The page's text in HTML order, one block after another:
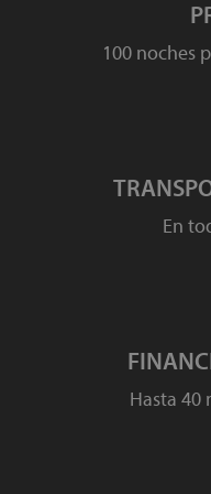
100 noches
En
Hasta 40